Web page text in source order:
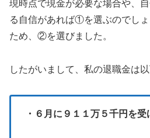
現時点で現金が必要な場合や、
る自信があれば①を選ぶのでし
ため、②を選びました。
したがいまして、私の退職金は
・６月に９１１万５千円を受